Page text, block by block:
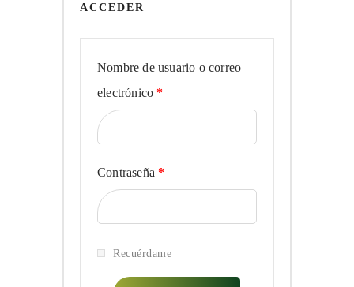
ACCEDER
Nombre de usuario o correo
electrónico*Obligatorio
Contraseña*Obligatorio
Recuérdame